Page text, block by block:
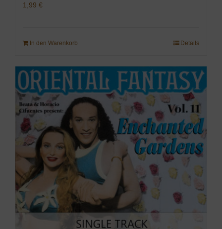
1,99 €
In den Warenkorb Details